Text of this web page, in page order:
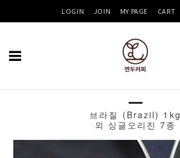
LOGIN JOIN MY PAGE CART
브라질 (Brazil) 1kg
외 싱글오리진 7종